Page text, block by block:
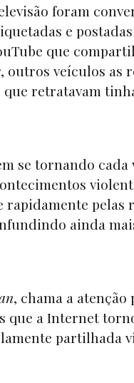
foram
e postadas
que
outros veículos as
retratavam
se tornando cada
pelas
ainda
, chama a atenção
que a Internet
partilhada